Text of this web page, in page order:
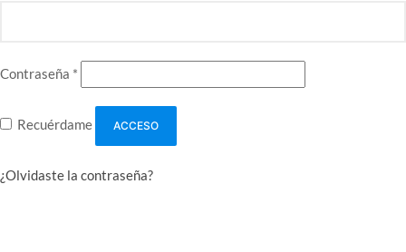
Contraseña *
Recuérdame ACCESO
¿Olvidaste la contraseña?